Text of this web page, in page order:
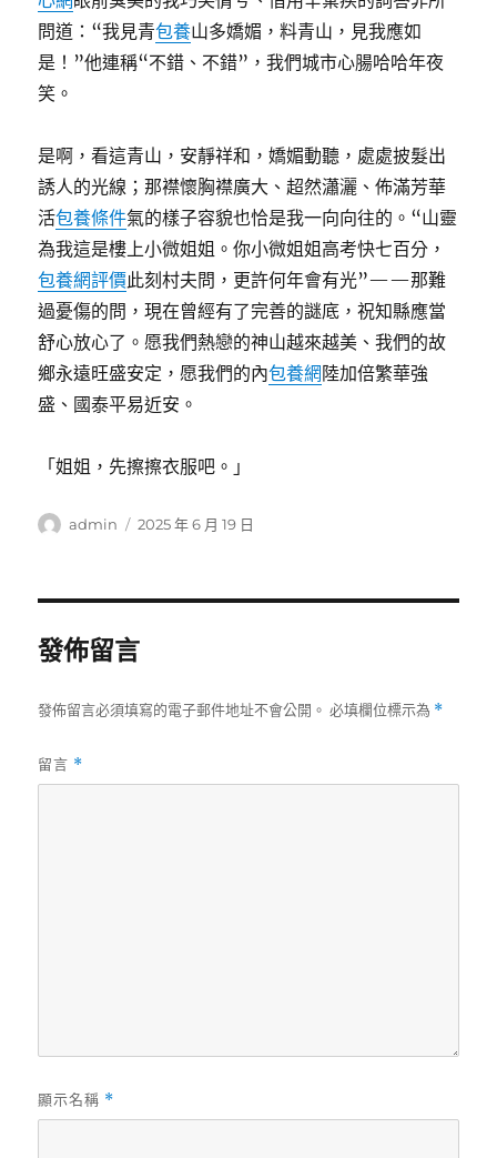
問道：“我見青包養山多嬌媚，料青山，見我應如
是！”他連稱“不錯、不錯”，我們城市心腸哈哈年夜
笑。
是啊，看這青山，安靜祥和，嬌媚動聽，處處披髮出
誘人的光線；那襟懷胸襟廣大、超然瀟灑、佈滿芳華
活包養條件氣的樣子容貌也恰是我一向向往的。“山靈
為我這是樓上小微姐姐。你小微姐姐高考快七百分，
包養網評價此刻村夫問，更許何年會有光”——那難
過憂傷的問，現在曾經有了完善的謎底，祝知縣應當
舒心放心了。愿我們熱戀的神山越來越美、我們的故
鄉永遠旺盛安定，愿我們的內包養網 陸加倍繁華強
盛、國泰平易近安。
「姐姐，先擦擦衣服吧。」
作
admin
發
2025 年 6 月 19 日
發佈留言
發佈留言必須填寫的電子郵件地址不會公開。 必填欄位標示為 *
留言 *
顯示名稱 *